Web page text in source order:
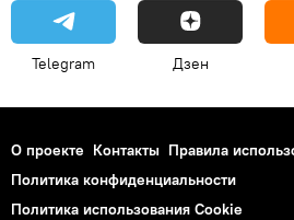
Telegram Дзен
О проекте Контакты Правила
Политика конфиденциальности
Политика использования Cookie